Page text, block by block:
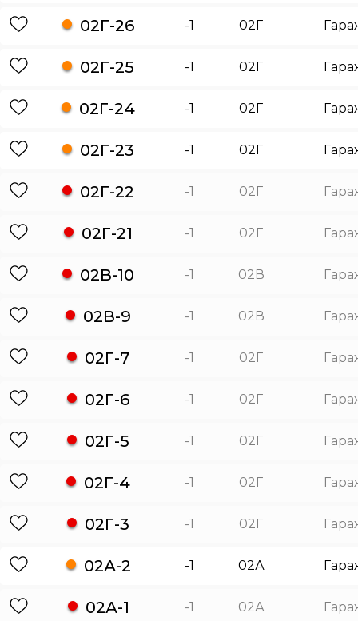
02Г-26 -1 02Г
02Г-25 -1 02Г
02Г-24 -1 02Г
02Г-23 -1 02Г
02Г-22 -1 02Г
02Г-21 -1 02Г
02В-10 -1 02В
02В-9 -1 02В
02Г-7 -1 02Г
02Г-6 -1 02Г
02Г-5 -1 02Г
02Г-4 -1 02Г
02Г-3 -1 02Г
02А-2 -1 02А
02А-1 -1 02А